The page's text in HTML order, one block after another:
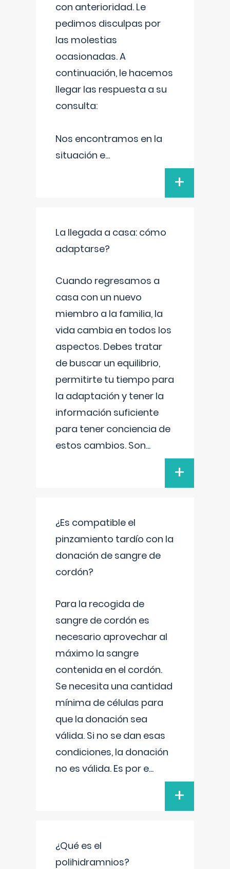
con anterioridad. Le
pedimos disculpas por
las molestias
ocasionadas. A
continuación, le hacemos
llegar las respuesta a su
consulta:
Nos encontramos en la
situación e...
+
La llegada a casa: cómo
adaptarse?
Cuando regresamos a
casa con un nuevo
miembro a la familia, la
vida cambia en todos los
aspectos. Debes tratar
de buscar un equilibrio,
permitirte tu tiempo para
la adaptación y tener la
información suficiente
para tener conciencia de
estos cambios. Son...
+
¿Es compatible el
pinzamiento tardío con la
donación de sangre de
cordón?
Para la recogida de
sangre de cordón es
necesario aprovechar al
máximo la sangre
contenida en el cordón.
Se necesita una cantidad
mínima de células para
que la donación sea
válida. Si no se dan esas
condiciones, la donación
no es válida. Es por e...
+
¿Qué es el
polihidramnios?